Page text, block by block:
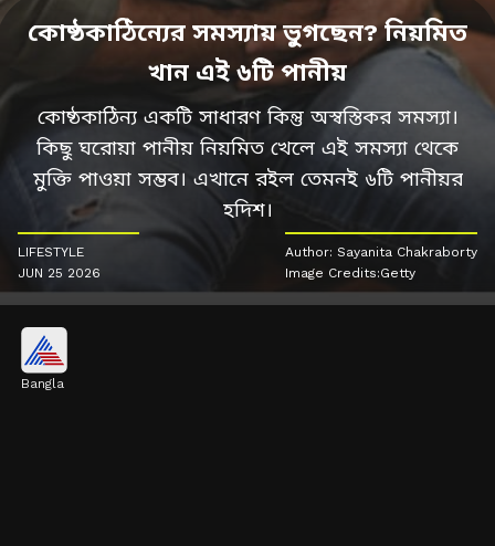
কোষ্ঠকাঠিন্যের সমস্যায় ভুগছেন? নিয়মিত
খান এই ৬টি পানীয়
কোষ্ঠকাঠিন্য একটি সাধারণ কিন্তু অস্বস্তিকর সমস্যা।
কিছু ঘরোয়া পানীয় নিয়মিত খেলে এই সমস্যা থেকে
মুক্তি পাওয়া সম্ভব। এখানে রইল তেমনই ৬টি পানীয়র
হদিশ।
LIFESTYLE
JUN 25 2026
Author: Sayanita Chakraborty
Image Credits:Getty
Bangla